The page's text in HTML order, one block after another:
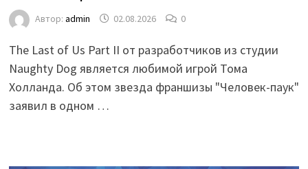
Автор: admin 02.08.2026 0
The Last of Us Part II от разработчиков из студии
Naughty Dog является любимой игрой Тома
Холланда. Об этом звезда франшизы "Человек-паук"
заявил в одном …